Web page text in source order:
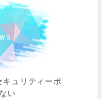
キュリティーポ
い